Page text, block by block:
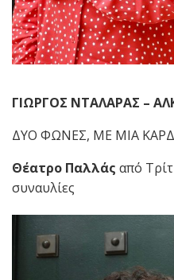
ΓΙΩΡΓΟΣ ΝΤΑΛΑΡΑΣ –
ΔΥΟ ΦΩΝΕΣ, ΜΕ ΜΙΑ
Θέατρο Παλλάς από
συναυλίες